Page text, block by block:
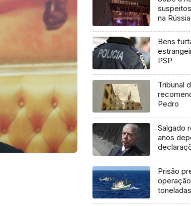
na
Bens
PSP
Tribunal
Pedro
Salgado
anos
Prisão